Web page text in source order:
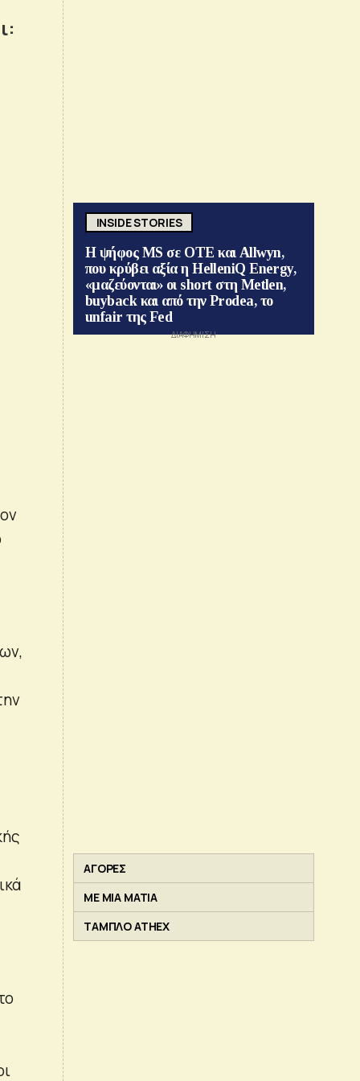
INSIDE STORIES
Η ψήφος MS σε ΟΤΕ και Allwyn,
που κρύβει αξία η HelleniQ Energy,
«μαζεύονται» οι short στη Metlen,
buyback και από την Prodea, το
unfair της Fed
ΑΓΟΡΕΣ
ΜΕ ΜΙΑ ΜΑΤΙΑ
ΤΑΜΠΛΟ ATHEX